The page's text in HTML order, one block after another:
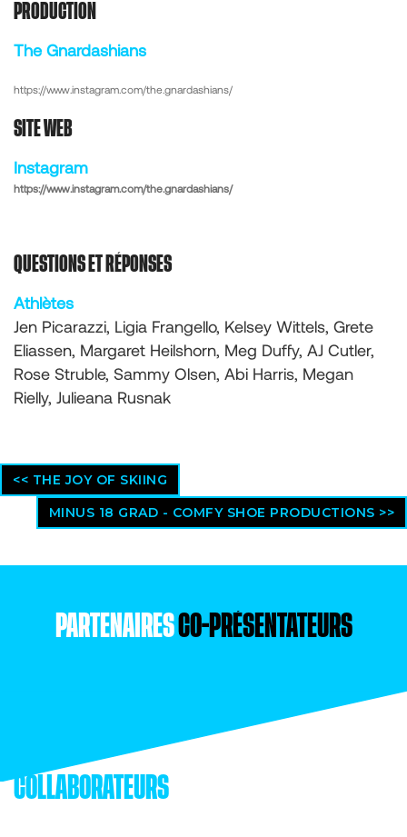
PRODUCTION
The Gnardashians
https://www.instagram.com/the.gnardashians/
SITE WEB
Instagram
https://www.instagram.com/the.gnardashians/
QUESTIONS ET RÉPONSES
Athlètes
Jen Picarazzi, Ligia Frangello, Kelsey Wittels, Grete
Eliassen, Margaret Heilshorn, Meg Duffy, AJ Cutler,
Rose Struble, Sammy Olsen, Abi Harris, Megan
Rielly, Julieana Rusnak
<< THE JOY OF SKIING
MINUS 18 GRAD - COMFY SHOE PRODUCTIONS >>
PARTENAIRESCO-PRÉSENTATEURS
COLLABORATEURS